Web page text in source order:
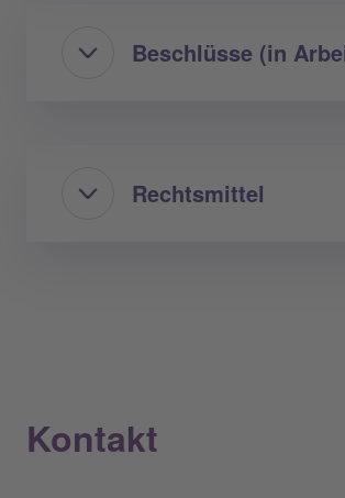
Beschlüsse (in
Rechtsmittel
Kontakt